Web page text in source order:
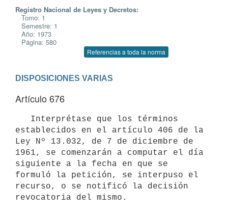
Registro Nacional de Leyes y Decretos:
Tomo: 1
Semestre: 1
Año: 1973
Página: 580
Referencias a toda la norma
DISPOSICIONES VARIAS
Artículo 676
establecidos en el artículo 406 de la
Ley Nº 13.032, de 7 de diciembre de
1961, se comenzarán a computar el día
siguiente a la fecha en que se
formuló la petición, se interpuso el
recurso, o se notificó la decisión
revocatoria del mismo.